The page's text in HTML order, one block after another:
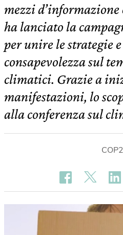
mezzi
ha lanciato la
per unire le strategie
consapevolezza sul
climatici. Grazie a
manifestazioni, lo
alla conferenza sul